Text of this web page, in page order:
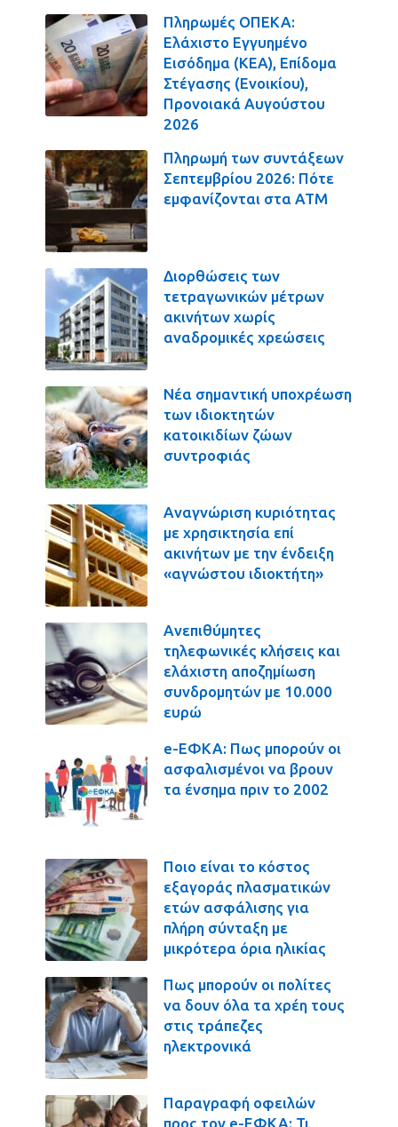
Πληρωμές ΟΠΕΚΑ:
Ελάχιστο Εγγυημένο
Εισόδημα (ΚΕΑ), Επίδομα
Στέγασης (Ενοικίου),
Προνοιακά Αυγούστου
2026
Πληρωμή των συντάξεων
Σεπτεμβρίου 2026: Πότε
εμφανίζονται στα ΑΤΜ
Διορθώσεις των
τετραγωνικών μέτρων
ακινήτων χωρίς
αναδρομικές χρεώσεις
Νέα σημαντική υποχρέωση
των ιδιοκτητών
κατοικιδίων ζώων
συντροφιάς
Αναγνώριση κυριότητας
με χρησικτησία επί
ακινήτων με την ένδειξη
«αγνώστου ιδιοκτήτη»
Ανεπιθύμητες
τηλεφωνικές κλήσεις και
ελάχιστη αποζημίωση
συνδρομητών με 10.000
ευρώ
e-ΕΦΚΑ: Πως μπορούν οι
ασφαλισμένοι να βρουν
τα ένσημα πριν το 2002
Ποιο είναι το κόστος
εξαγοράς πλασματικών
ετών ασφάλισης για
πλήρη σύνταξη με
μικρότερα όρια ηλικίας
Πως μπορούν οι πολίτες
να δουν όλα τα χρέη τους
στις τράπεζες
ηλεκτρονικά
Παραγραφή οφειλών
προς τον e-ΕΦΚΑ: Τι